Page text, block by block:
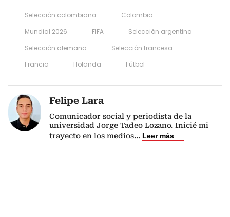
Selección colombiana
Colombia
Mundial 2026
FIFA
Selección argentina
Selección alemana
Selección francesa
Francia
Holanda Fútbol
Felipe Lara
Comunicador social y periodista de la
universidad Jorge Tadeo Lozano. Inicié mi
trayecto en los medios... Leer más